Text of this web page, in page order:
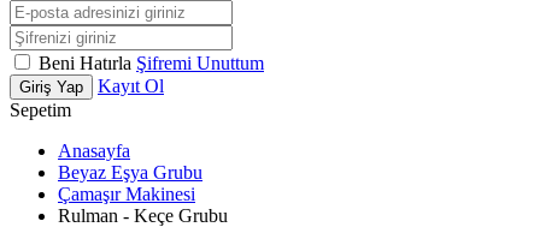
Beni Hatırla Şifremi Unuttum
Giriş Yap
Kayıt Ol
Sepetim
Anasayfa
Beyaz Eşya Grubu
Çamaşır Makinesi
Rulman - Keçe Grubu